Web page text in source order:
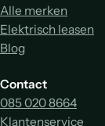
Alle merken
Elektrisch leasen
Blog
Contact
085 020 8664
Klantenservice